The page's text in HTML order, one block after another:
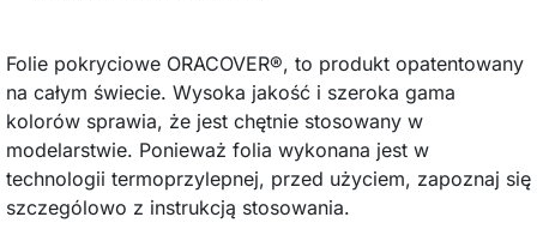
Folie pokryciowe ORACOVER®, to produkt opatentowany
na całym świecie. Wysoka jakość i szeroka gama
kolorów sprawia, że jest chętnie stosowany w
modelarstwie. Ponieważ folia wykonana jest w
technologii termoprzylepnej, przed użyciem, zapoznaj się
szczególowo z instrukcją stosowania.